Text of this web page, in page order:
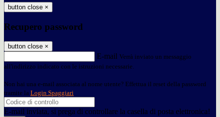
button close ×
Recupero password
button close ×
E-mail Verrà inviato un messaggio
all'indirizzo indicato con le istruzioni necessarie.
Non hai una e-mail associata al nome utente? Effettua il reset della password
tramite la Login Spaggiari
E-mail inviata, si prega di controllare la casella di posta elettronica!